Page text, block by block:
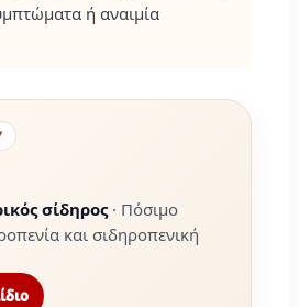
ή αναιμία
σίδηρος· Πόσιμο
και σιδηροπενική